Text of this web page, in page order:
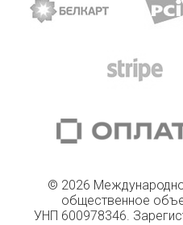
© 2026
общественное
УНП 600978346.